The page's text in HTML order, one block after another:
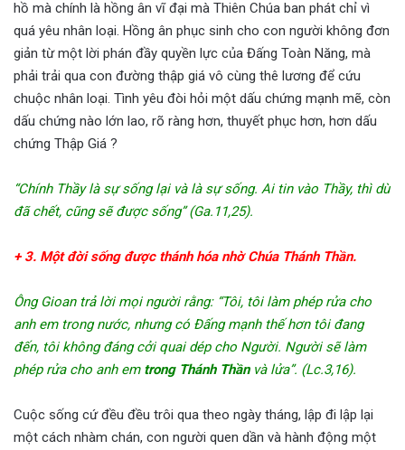
hồ mà chính là hồng ân vĩ đại mà Thiên Chúa ban phát chỉ vì
quá yêu nhân loại. Hồng ân phục sinh cho con người không đơn
giản từ một lời phán đầy quyền lực của Đấng Toàn Năng, mà
phải trải qua con đường thập giá vô cùng thê lương để cứu
chuộc nhân loại. Tình yêu đòi hỏi một dấu chứng mạnh mẽ, còn
dấu chứng nào lớn lao, rõ ràng hơn, thuyết phục hơn, hơn dấu
chứng Thập Giá ?
“Chính Thầy là sự sống lại và là sự sống. Ai tin vào Thầy, thì dù
đã chết, cũng sẽ được sống” (Ga.11,25).
+ 3. Một đời sống được thánh hóa nhờ Chúa Thánh Thần.
Ông Gioan trả lời mọi người rằng: “Tôi, tôi làm phép rửa cho
anh em trong nước, nhưng có Đấng mạnh thế hơn tôi đang
đến, tôi không đáng cởi quai dép cho Người. Người sẽ làm
phép rửa cho anh em trong Thánh Thần và lửa”. (Lc.3,16).
Cuộc sống cứ đều đều trôi qua theo ngày tháng, lập đi lập lại
một cách nhàm chán, con người quen dần và hành động một